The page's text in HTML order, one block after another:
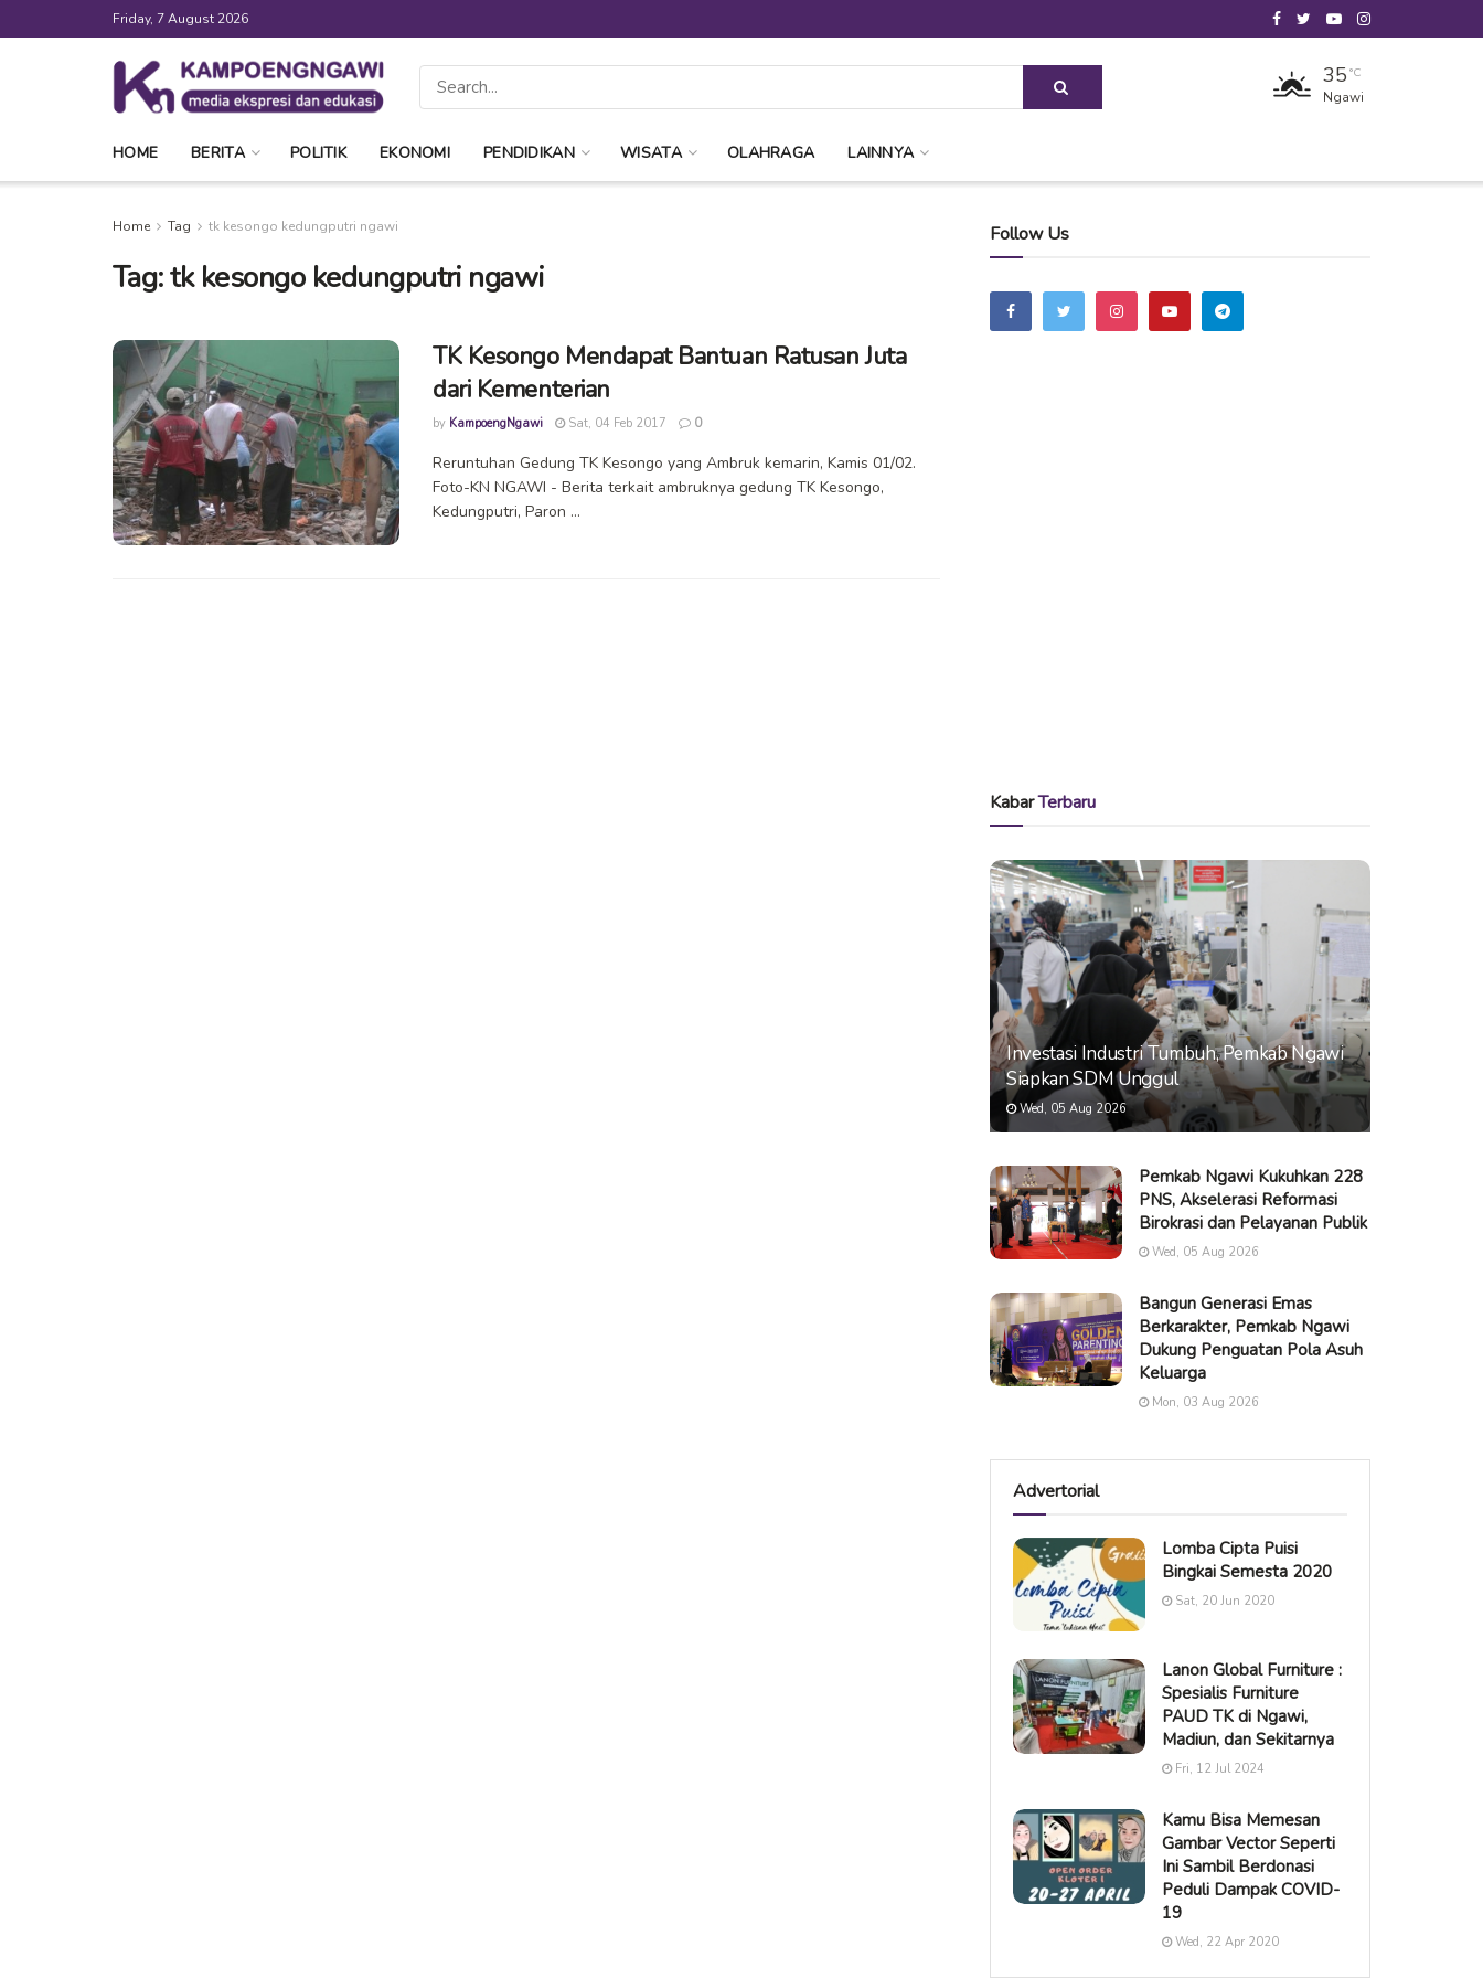
Friday, 7 August 2026
35 °C
Ngawi
HOME BERITA POLITIK EKONOMI PENDIDIKAN WISATA OLAHRAGA LAINNYA
Home Tag tk kesongo kedungputri ngawi
Tag:tk kesongo kedungputri ngawi
TK Kesongo Mendapat Bantuan Ratusan Juta
dari Kementerian
by KampoengNgawi Sat, 04 Feb 2017 0
Reruntuhan Gedung TK Kesongo yang Ambruk kemarin, Kamis 01/02.
Foto-KN NGAWI - Berita terkait ambruknya gedung TK Kesongo,
Kedungputri, Paron ...
Follow Us
KabarTerbaru
Investasi Industri Tumbuh, Pemkab Ngawi
Siapkan SDM Unggul
Wed, 05 Aug 2026
Pemkab Ngawi Kukuhkan 228
PNS, Akselerasi Reformasi
Birokrasi dan Pelayanan Publik
Wed, 05 Aug 2026
Bangun Generasi Emas
Berkarakter, Pemkab Ngawi
Dukung Penguatan Pola Asuh
Keluarga
Mon, 03 Aug 2026
Advertorial
Lomba Cipta Puisi
Bingkai Semesta 2020
Sat, 20 Jun 2020
Lanon Global Furniture :
Spesialis Furniture
PAUD TK di Ngawi,
Madiun, dan Sekitarnya
Fri, 12 Jul 2024
Kamu Bisa Memesan
Gambar Vector Seperti
Ini Sambil Berdonasi
Peduli Dampak COVID-
19
Wed, 22 Apr 2020